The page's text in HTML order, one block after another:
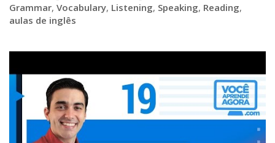
Grammar, Vocabulary, Listening, Speaking, Reading,
aulas de inglês